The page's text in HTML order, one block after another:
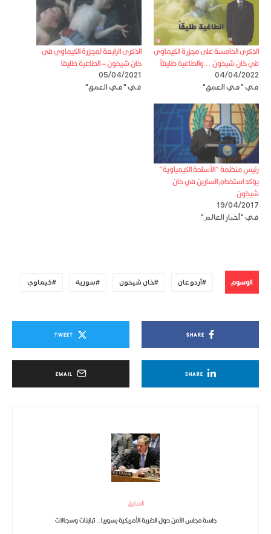
الذكرى الخامسة على مجزرة الكيماوي
في خان شيخون .. والطاغية طليقاً
04/04/2022
في "في العمق"
الذكرى الرابعة لمجزرة الكيماوي في
خان شيخون – الطاغية طليقا
05/04/2021
في "في العمق"
رئيس منظمة “الأسلحة الكيمياوية”
يؤكد استخدام السارين في خان
شيخون
19/04/2017
في "أخبار العالم"
الوسوم أردوغان خان شيخون سورية كيماوي
SHARE
TWEET
SHARE
EMAIL
السابق
جلسة مجلس الأمن حول الضربة الأمريكية بسوريا.. تباينات وسجالات